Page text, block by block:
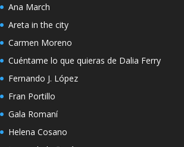
Ana March
Areta in the city
Carmen Moreno
Cuéntame lo que quieras de Dalia Ferry
Fernando J. López
Fran Portillo
Gala Romaní
Helena Cosano